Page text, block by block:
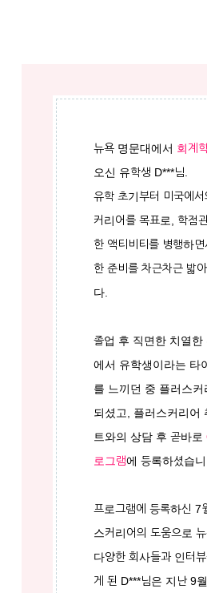
뉴욕 명문대에서 회계
오신 유학생 D***님.
유학 초기부터 미국에
커리어를 목표로, 학점
한 액티비티를 병행하면
한 준비를 차근차근 밟
다.
졸업 후 직면한 치열한
에서 유학생이라는 타
를 느끼던 중 플러스커
되셨고, 플러스커리어
트와의 상담 후 곧바로
로그램에 등록하셨습니
프로그램에 등록하신 7
스커리어의 도움으로
다양한 회사들과 인터
게 된 D***님은 지난 9